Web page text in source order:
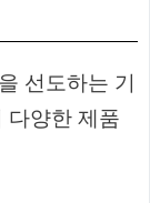
선도하는 기
다양한 제품